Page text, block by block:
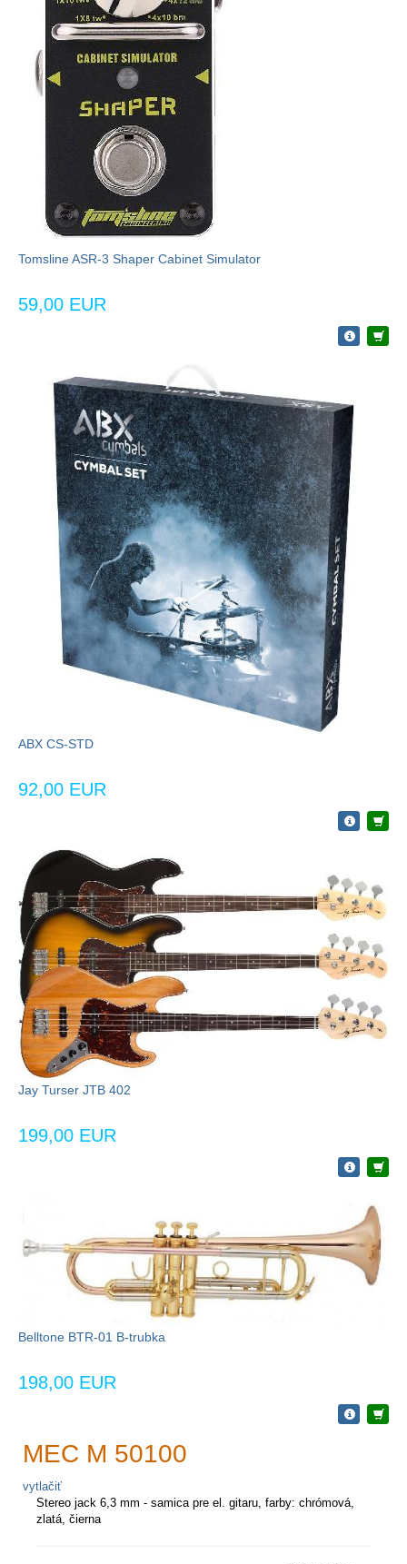
Tomsline ASR-3 Shaper Cabinet Simulator
59,00 EUR
ABX CS-STD
92,00 EUR
Jay Turser JTB 402
199,00 EUR
Belltone BTR-01 B-trubka
198,00 EUR
MEC M 50100
vytlačiť
Stereo jack 6,3 mm - samica pre el. gitaru, farby: chrómová,
zlatá, čierna